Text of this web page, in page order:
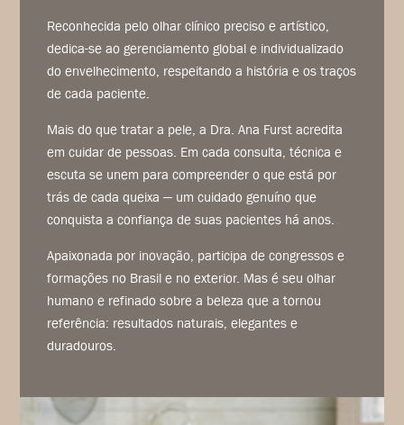
Reconhecida pelo olhar clínico preciso e artístico,
dedica-se ao gerenciamento global e individualizado
do envelhecimento, respeitando a história e os traços
de cada paciente.
Mais do que tratar a pele, a Dra. Ana Furst acredita
em cuidar de pessoas. Em cada consulta, técnica e
escuta se unem para compreender o que está por
trás de cada queixa — um cuidado genuíno que
conquista a confiança de suas pacientes há anos.
Apaixonada por inovação, participa de congressos e
formações no Brasil e no exterior. Mas é seu olhar
humano e refinado sobre a beleza que a tornou
referência: resultados naturais, elegantes e
duradouros.